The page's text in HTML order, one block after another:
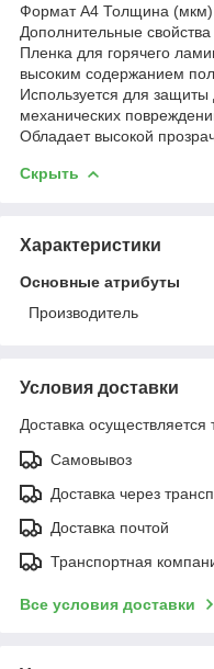
Формат А4 Толщина (мкм)
Дополнительные
Пленка для горячего
высоким содержанием
Используется для защиты
механических
Обладает высокой
Скрыть
Характеристики
Основные атрибуты
Производитель
Условия доставки
Доставка осуществляется
Самовывоз
Доставка через
Доставка почтой
Транспортная
Все условия доставки